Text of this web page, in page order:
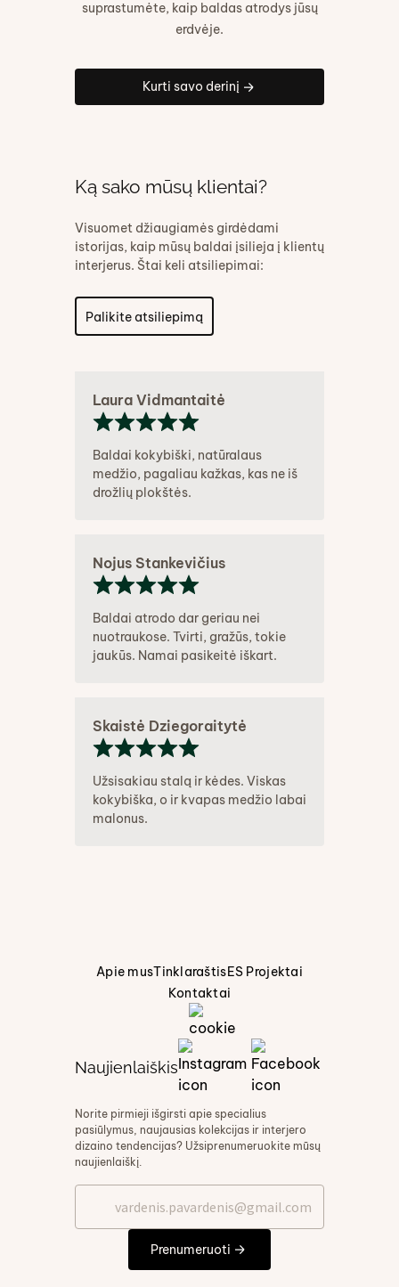
suprastumėte, kaip baldas atrodys jūsų
erdvėje.
Kurti savo derinį
Ką sako mūsų klientai?
Visuomet džiaugiamės girdėdami
istorijas, kaip mūsų baldai įsilieja į klientų
interjerus. Štai keli atsiliepimai:
Palikite atsiliepimą
Laura Vidmantaitė
Baldai kokybiški, natūralaus
medžio, pagaliau kažkas, kas ne iš
drožlių plokštės.
Nojus Stankevičius
Baldai atrodo dar geriau nei
nuotraukose. Tvirti, gražūs, tokie
jaukūs. Namai pasikeitė iškart.
Skaistė Dziegoraitytė
Užsisakiau stalą ir kėdes. Viskas
kokybiška, o ir kvapas medžio labai
malonus.
Apie musTinklaraštisES Projektai
Kontaktai
Naujienlaiškis
Norite pirmieji išgirsti apie specialius
pasiūlymus, naujausias kolekcijas ir interjero
dizaino tendencijas? Užsiprenumeruokite mūsų
naujienlaiškį.
Prenumeruoti